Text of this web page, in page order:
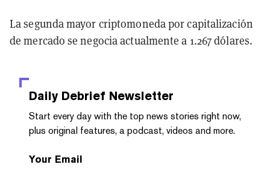
La segunda mayor criptomoneda por capitalización
de mercado se negocia actualmente a 1.267 dólares.
Daily Debrief Newsletter
Start every day with the top news stories right now,
plus original features, a podcast, videos and more.
Your Email